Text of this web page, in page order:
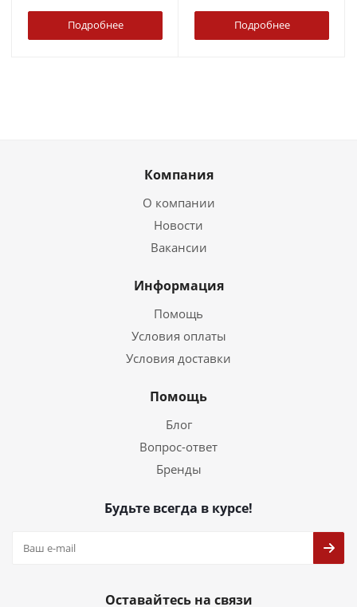
Подробнее Подробнее
Компания
О компании
Новости
Вакансии
Информация
Помощь
Условия оплаты
Условия доставки
Помощь
Блог
Вопрос-ответ
Бренды
Будьте всегда в курсе!
Оставайтесь на связи